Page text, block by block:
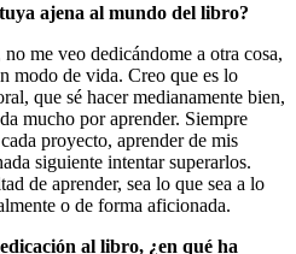
ajena al mundo del libro?
me veo dedicándome a otra cosa,
modo de vida. Creo que es lo
que sé hacer medianamente bien,
mucho por aprender. Siempre
proyecto, aprender de mis
siguiente intentar superarlos.
de aprender, sea lo que sea a lo
o de forma aficionada.
al libro, ¿en qué ha